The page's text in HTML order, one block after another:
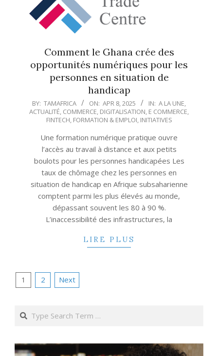
Comment le Ghana crée des
opportunités numériques pour les
personnes en situation de
handicap
2025-
04-
BY: TAMAFRICA ON: APR 8, 2025 IN: A LA UNE,
ACTUALITÉ, COMMERCE, DIGITALISATION, E COMMERCE,
FINTECH, FORMATION & EMPLOI, INITIATIVES
Une formation numérique pratique ouvre
l’accès au travail à distance et aux petits
boulots pour les personnes handicapées Les
taux de chômage chez les personnes en
situation de handicap en Afrique subsaharienne
comptent parmi les plus élevés au monde,
dépassant souvent les 80 à 90 %.
L’inaccessibilité des infrastructures, la
LIRE PLUS
Posts
1 2 Next
Search